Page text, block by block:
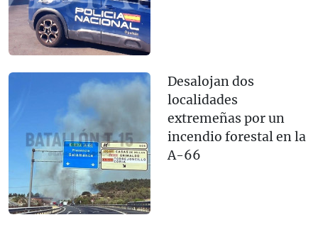
Desalojan dos
localidades
extremeñas por un
incendio forestal en la
A-66